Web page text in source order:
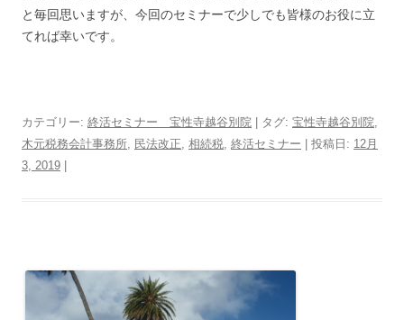
と毎回思いますが、今回のセミナーで少しでも皆様のお役に立
てれば幸いです。
カテゴリー: 終活セミナー 宝性寺越谷別院 | タグ: 宝性寺越谷別院
木元税務会計事務所
民法改正 相続税 終活セミナー | 投稿日: 12月
3, 2019